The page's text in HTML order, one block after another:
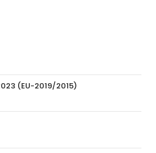
(EU-2019/2015)